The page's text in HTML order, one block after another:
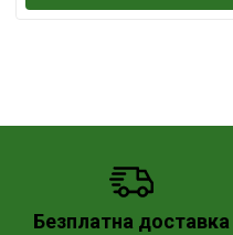
Безплатна доставка